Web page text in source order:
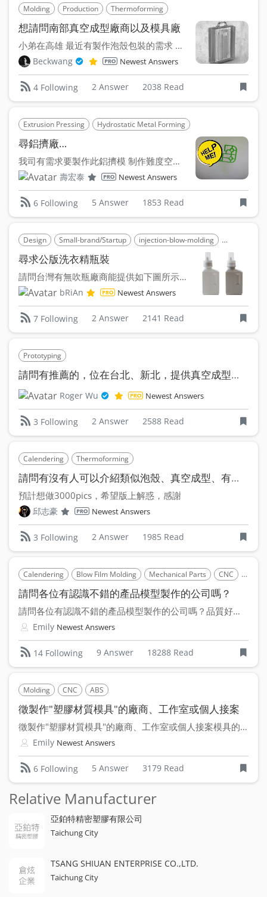
Molding Production Thermoforming
想請問南部真空成型廠商以及模具廠
小弟在高雄 最近有製作泡殼包裝的需求 剛回來高雄沒多久，...
Beckwang Newest Answers
4 Following 2 Answer 2038 Read
Extrusion Pressing Hydrostatic Metal Forming
尋鋁擠廠…
我司有需求要製作此鋁擠模 制作難度空心槽太多…無法鋁擠出...
壽宏泰 Newest Answers
6 Following 5 Answer 1853 Read
Design Small-brand/Startup injection-blow-molding Extrusion
尋求公版洗衣精瓶裝
請問台灣有無吹瓶廠商能提供如下圖所示較偏簡潔風格的洗衣精瓶...
bRiAn Newest Answers
7 Following 2 Answer 2141 Read
Prototyping
請問有推薦的，位在台北、新北，提供真空成型服務的廠商嗎?
Roger Wu Newest Answers
3 Following 2 Answer 2588 Read
Calendering Thermoforming
請問有沒有人可以介紹類似泡殼、真空成型、有在做類似立體卡通月曆的廠商？
預計想做3000pics，希望版上解惑，感謝
邱志豪 Newest Answers
3 Following 2 Answer 1985 Read
Calendering Blow Film Molding Mechanical Parts CNC Out
請問各位有認識不錯的產品模型製作的公司嗎？
請問各位有認識不錯的產品模型製作的公司嗎？品質好價格又公道得...
Emily Newest Answers
14 Following 9 Answer 18288 Read
Molding CNC ABS
徵製作"塑膠材質模具"的廠商、工作室或個人接案
徵製作"塑膠材質模具"的廠商、工作室或個人接案模具的材質是...
Emily Newest Answers
6 Following 5 Answer 3179 Read
Relative Manufacturer
亞鉑特精密塑膠有限公司
Taichung City
TSANG SHIUAN ENTERPRISE CO.,LTD.
Taichung City